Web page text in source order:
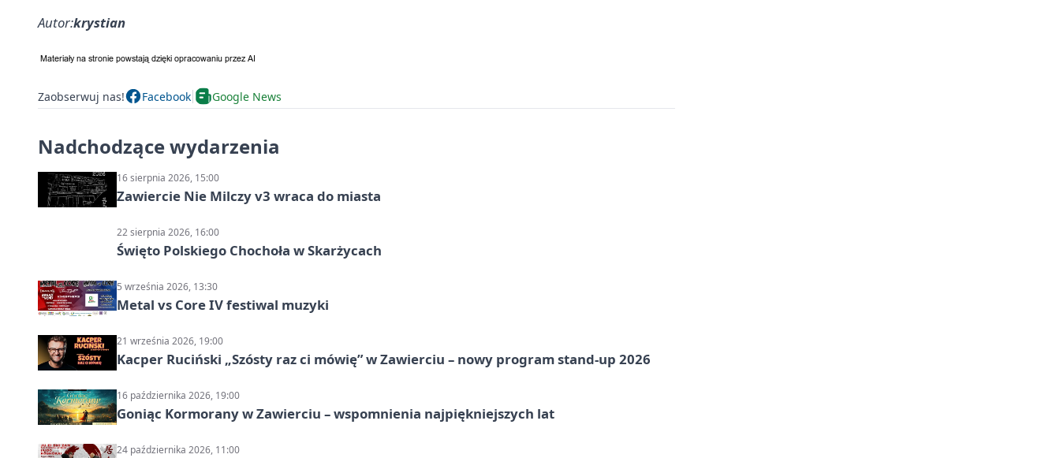
Autor:krystian
Zaobserwuj nas! Facebook Google News
Nadchodzące wydarzenia
16 sierpnia 2026, 15:00
Zawiercie Nie Milczy v3 wraca do miasta
22 sierpnia 2026, 16:00
Święto Polskiego Chochoła w Skarżycach
5 września 2026, 13:30
Metal vs Core IV festiwal muzyki
21 września 2026, 19:00
Kacper Ruciński „Szósty raz ci mówię” w Zawierciu – nowy program stand-up 2026
16 października 2026, 19:00
Goniąc Kormorany w Zawierciu – wspomnienia najpiękniejszych lat
24 października 2026, 11:00